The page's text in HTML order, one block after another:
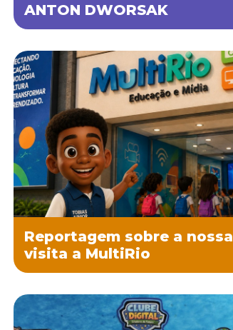
ANTON DWORSAK
Reportagem sobre a nossa
visita a MultiRio